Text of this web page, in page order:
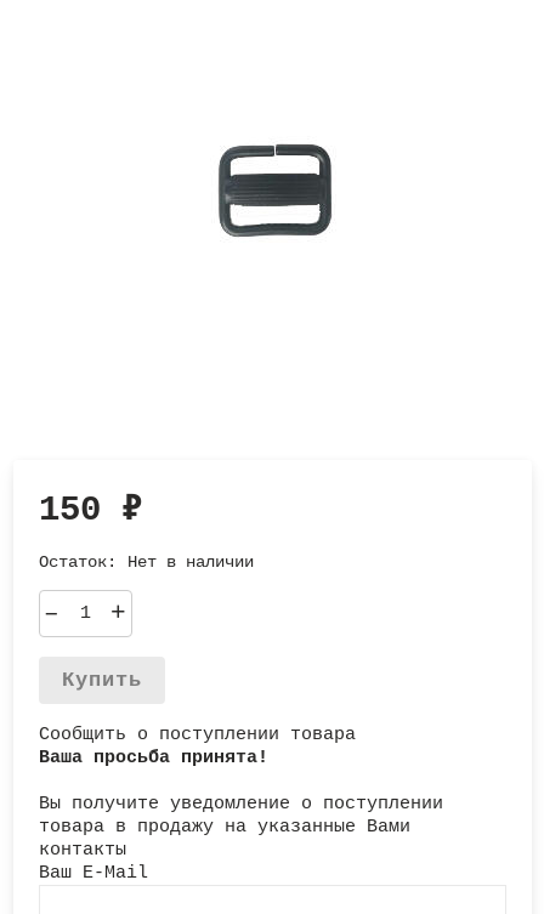
150 ₽
Остаток: Нет в наличии
– +
Купить
Сообщить о поступлении товара
Ваша просьба принята!
Вы получите уведомление о поступлении
товара в продажу на указанные Вами
контакты
Ваш E-Mail